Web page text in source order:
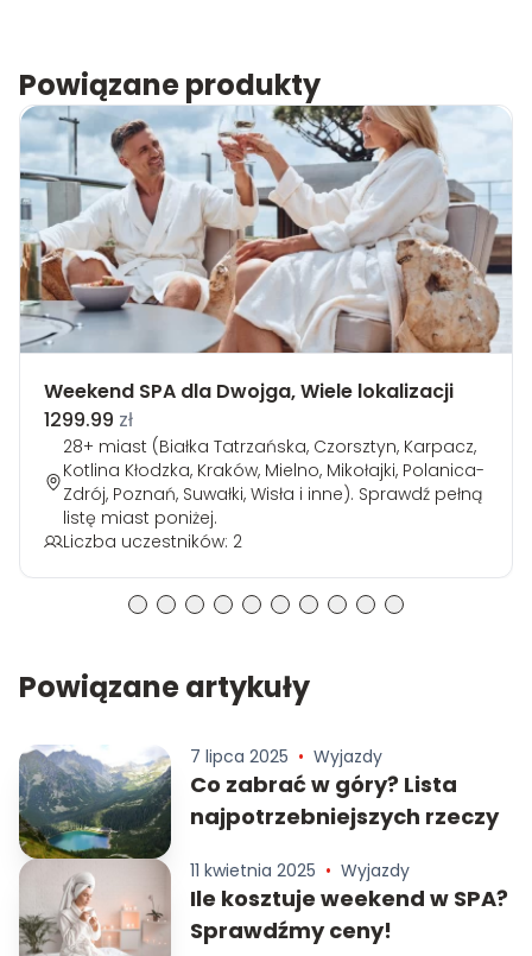
Powiązane produkty
Weekend SPA dla Dwojga, Wiele lokalizacji
1299.99 zł
28+ miast (Białka Tatrzańska, Czorsztyn, Karpacz,
Kotlina Kłodzka, Kraków, Mielno, Mikołajki, Polanica-
Zdrój, Poznań, Suwałki, Wisła i inne). Sprawdź pełną
listę miast poniżej.
Liczba uczestników: 2
Powiązane artykuły
7 lipca 2025 • Wyjazdy
Co zabrać w góry? Lista
najpotrzebniejszych rzeczy
11 kwietnia 2025 • Wyjazdy
Ile kosztuje weekend w SPA?
Sprawdźmy ceny!